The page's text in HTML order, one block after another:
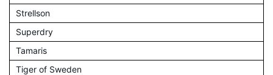
Strellson
Superdry
Tamaris
Tiger of Sweden